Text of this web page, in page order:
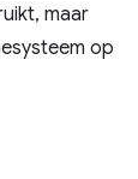
maar
op